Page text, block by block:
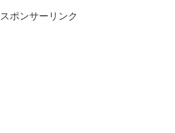
スポンサーリンク